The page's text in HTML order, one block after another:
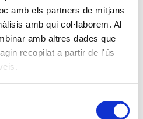
amb els partners de mitjans
amb qui col·laborem. Al
amb altres dades que
recopilat a partir de l'ús
reunió de